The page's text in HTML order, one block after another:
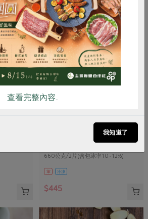
馬舌鰈(扁鱈)-有肚洞-660g
660公克/2片(含包冰率10~12%)
葷 冷凍
$445
RPET 食譜 減硝酸鹽
食安 共同購買
查看完整內容..
我知道了